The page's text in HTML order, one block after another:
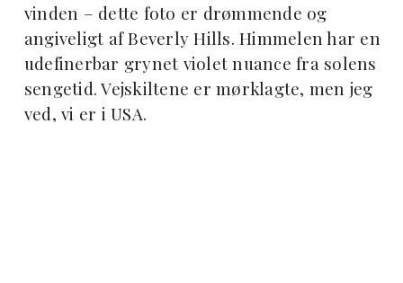
vinden – dette foto er drømmende og
angiveligt af Beverly Hills. Himmelen har en
udefinerbar grynet violet nuance fra solens
sengetid. Vejskiltene er mørklagte, men jeg
ved, vi er i USA.